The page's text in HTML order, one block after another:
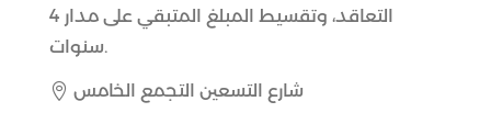
التعاقد، وتقسيط المبلغ المتبقي على مدار 4
سنوات.
 شارع التسعين التجمع الخامس